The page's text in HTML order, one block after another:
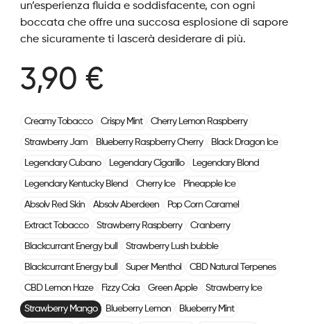
un’esperienza fluida e soddisfacente, con ogni
boccata che offre una succosa esplosione di sapore
che sicuramente ti lascerà desiderare di più.
3,90 €
Creamy Tobacco Crispy Mint Cherry Lemon Raspberry
Strawberry Jam Blueberry Raspberry Cherry Black Dragon Ice
Legendary Cubano Legendary Cigarillo Legendary Blond
Legendary Kentucky Blend Cherry Ice Pineapple Ice
Absolv Red Skin Absolv Aberdeen Pop Corn Caramel
Extract Tobacco Strawberry Raspberry Cranberry
Blackcurrant Energy bull Strawberry Lush bubble
Blackcurrant Energy bull Super Menthol CBD Natural Terpenes
CBD Lemon Haze Fizzy Cola Green Apple Strawberry Ice
Strawberry Mango Blueberry Lemon Blueberry Mint